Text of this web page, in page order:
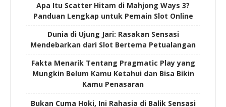
Apa Itu Scatter Hitam di Mahjong Ways 3?
Panduan Lengkap untuk Pemain Slot Online
Dunia di Ujung Jari: Rasakan Sensasi
Mendebarkan dari Slot Bertema Petualangan
Fakta Menarik Tentang Pragmatic Play yang
Mungkin Belum Kamu Ketahui dan Bisa Bikin
Kamu Penasaran
Bukan Cuma Hoki, Ini Rahasia di Balik Sensasi